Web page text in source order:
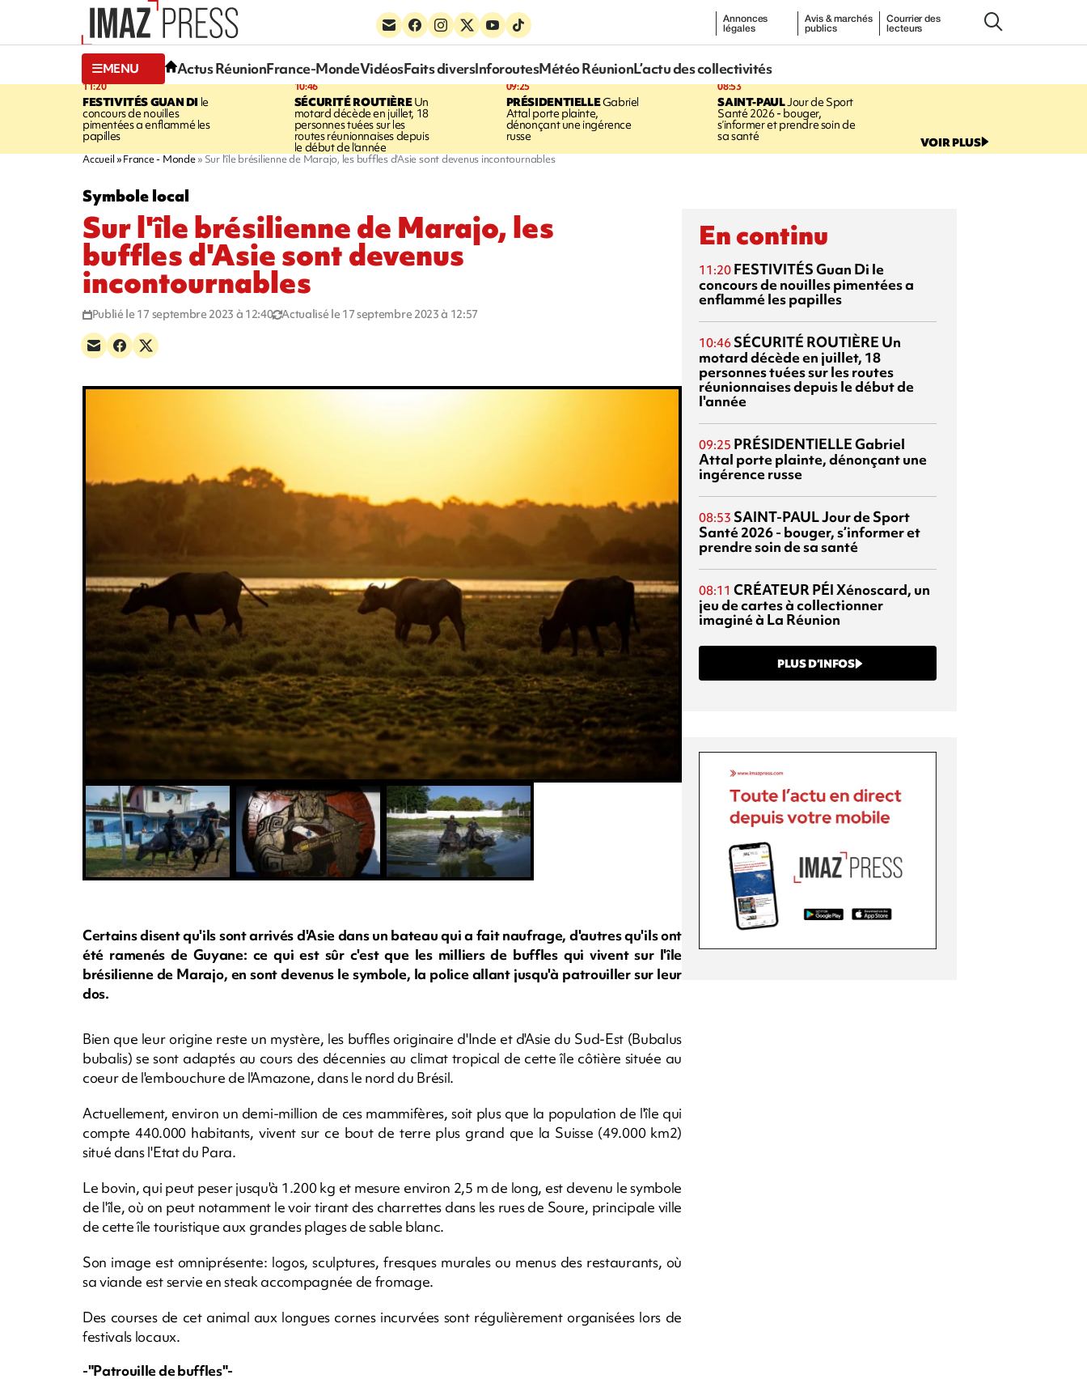
Annonces
légales
Avis & marchés
publics
Courrier des
lecteurs
MENU Actus RéunionFrance-MondeVidéosFaits diversInforoutesMétéo RéunionL’actu des collectivités
11:20
FESTIVITÉSGUAN DI le
concours de nouilles
pimentées a enflammé les
papilles
10:46
SÉCURITÉ ROUTIÈREUn
motard décède en juillet, 18
personnes tuées sur les
routes réunionnaises depuis
le début de l'année
09:25
PRÉSIDENTIELLEGabriel
Attal porte plainte,
dénonçant une ingérence
russe
08:53
SAINT-PAULJour de Sport
Santé 2026 - bouger,
s’informer et prendre soin de
sa santé VOIR PLUS
Accueil France - Monde Sur l'île brésilienne de Marajo, les buffles d'Asie sont devenus incontournables
Symbole local
Sur l'île brésilienne de Marajo, les
buffles d'Asie sont devenus
incontournables
Publié le 17 septembre 2023 à 12:40 Actualisé le 17 septembre 2023 à 12:57
Certains disent qu'ils sont arrivés d'Asie dans un bateau qui a fait naufrage, d'autres qu'ils ont
été ramenés de Guyane: ce qui est sûr c'est que les milliers de buffles qui vivent sur l'île
brésilienne de Marajo, en sont devenus le symbole, la police allant jusqu'à patrouiller sur leur
dos.
Bien que leur origine reste un mystère, les buffles originaire d'Inde et d'Asie du Sud-Est (Bubalus
bubalis) se sont adaptés au cours des décennies au climat tropical de cette île côtière située au
coeur de l'embouchure de l'Amazone, dans le nord du Brésil.
Actuellement, environ un demi-million de ces mammifères, soit plus que la population de l'île qui
compte 440.000 habitants, vivent sur ce bout de terre plus grand que la Suisse (49.000 km2)
situé dans l'Etat du Para.
Le bovin, qui peut peser jusqu'à 1.200 kg et mesure environ 2,5 m de long, est devenu le symbole
de l'île, où on peut notamment le voir tirant des charrettes dans les rues de Soure, principale ville
de cette île touristique aux grandes plages de sable blanc.
Son image est omniprésente: logos, sculptures, fresques murales ou menus des restaurants, où
sa viande est servie en steak accompagnée de fromage.
Des courses de cet animal aux longues cornes incurvées sont régulièrement organisées lors de
festivals locaux.
-"Patrouille de buffles"-
En continu
11:20 FESTIVITÉSGuan Di le
concours de nouilles pimentées a
enflammé les papilles
10:46 SÉCURITÉ ROUTIÈRE Un
motard décède en juillet, 18
personnes tuées sur les routes
réunionnaises depuis le début de
l'année
09:25 PRÉSIDENTIELLEGabriel
Attal porte plainte, dénonçant une
ingérence russe
08:53 SAINT-PAULJour de Sport
Santé 2026 - bouger, s’informer et
prendre soin de sa santé
08:11 CRÉATEUR PÉIXénoscard, un
jeu de cartes à collectionner
imaginé à La Réunion
PLUS D’INFOS